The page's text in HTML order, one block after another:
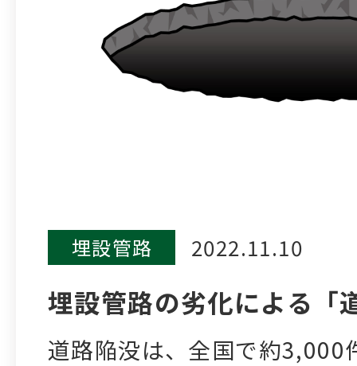
埋設管路 2022.11.10
埋設管路の劣化による「
道路陥没は、全国で約3,000